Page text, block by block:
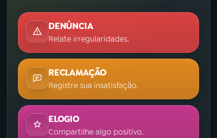
DENÚNCIA
Relate irregularidades.
RECLAMAÇÃO
Registre sua insatisfação.
ELOGIO
Compartilhe algo positivo.